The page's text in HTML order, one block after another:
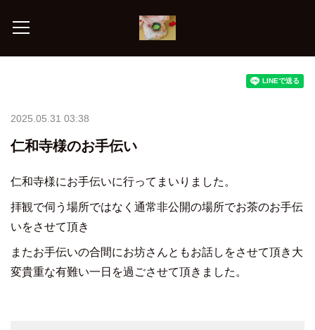
2025.05.31 03:38
仁和寺様のお手伝い
仁和寺様にお手伝いに行ってまいりました。
拝観で伺う場所ではなく通常非公開の場所でお茶のお手伝
いをさせて頂き
またお手伝いの合間にお坊さんともお話しをさせて頂き大
変貴重な有難い一日を過ごさせて頂きました。